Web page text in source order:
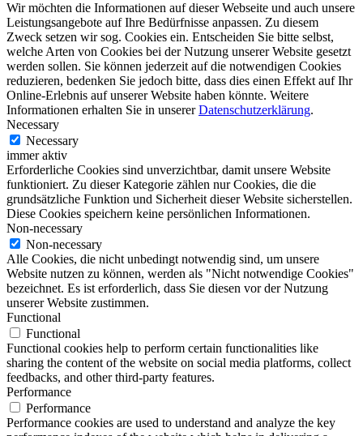
Wir möchten die Informationen auf dieser Webseite und auch unsere
Leistungsangebote auf Ihre Bedürfnisse anpassen. Zu diesem
Zweck setzen wir sog. Cookies ein. Entscheiden Sie bitte selbst,
welche Arten von Cookies bei der Nutzung unserer Website gesetzt
werden sollen. Sie können jederzeit auf die notwendigen Cookies
reduzieren, bedenken Sie jedoch bitte, dass dies einen Effekt auf Ihr
Online-Erlebnis auf unserer Website haben könnte. Weitere
Informationen erhalten Sie in unsererDatenschutzerklärung.
Necessary
Necessary
immer aktiv
Erforderliche Cookies sind unverzichtbar, damit unsere Website
funktioniert. Zu dieser Kategorie zählen nur Cookies, die die
grundsätzliche Funktion und Sicherheit dieser Website sicherstellen.
Diese Cookies speichern keine persönlichen Informationen.
Non-necessary
Non-necessary
Alle Cookies, die nicht unbedingt notwendig sind, um unsere
Website nutzen zu können, werden als "Nicht notwendige Cookies"
bezeichnet. Es ist erforderlich, dass Sie diesen vor der Nutzung
unserer Website zustimmen.
Functional
Functional
Functional cookies help to perform certain functionalities like
sharing the content of the website on social media platforms, collect
feedbacks, and other third-party features.
Performance
Performance
Performance cookies are used to understand and analyze the key